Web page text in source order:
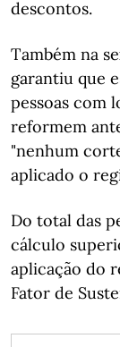
descontos.
Também na
garantiu que
pessoas com
reformem
"nenhum
aplicado o
Do total das
cálculo
aplicação do
Fator de